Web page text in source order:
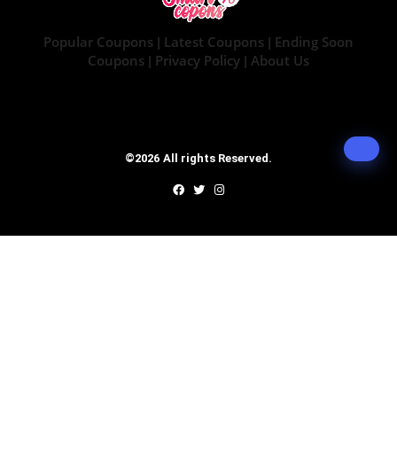
Popular Coupons | Latest Coupons | Ending Soon
Coupons | Privacy Policy | About Us
©2026 All rights Reserved.